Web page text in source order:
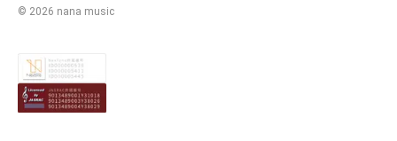
© 2026 nana music